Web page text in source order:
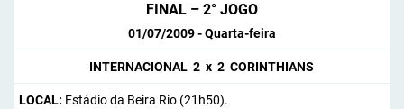
FINAL – 2° JOGO
01/07/2009 - Quarta-feira
INTERNACIONAL 2 x 2 CORINTHIANS
LOCAL: Estádio da Beira Rio (21h50).